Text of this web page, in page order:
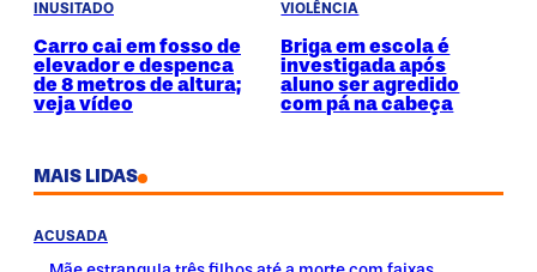
INUSITADO
Carro cai em fosso de
elevador e despenca
de 8 metros de altura;
veja vídeo
VIOLÊNCIA
Briga em escola é
investigada após
aluno ser agredido
com pá na cabeça
MAIS LIDAS
ACUSADA